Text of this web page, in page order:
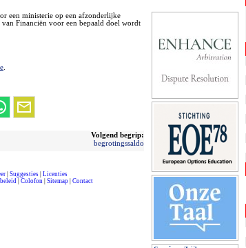
een ministerie op een afzonderlijke
Financiën voor een bepaald doel wordt
Volgend begrip:
begrotingssaldo
| Suggesties| Licenties
| Colofon| Sitemap| Contact